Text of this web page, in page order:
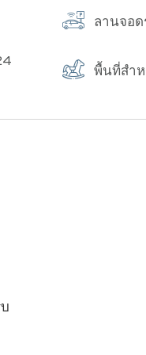
ลานจอด
พื้นที่สำห